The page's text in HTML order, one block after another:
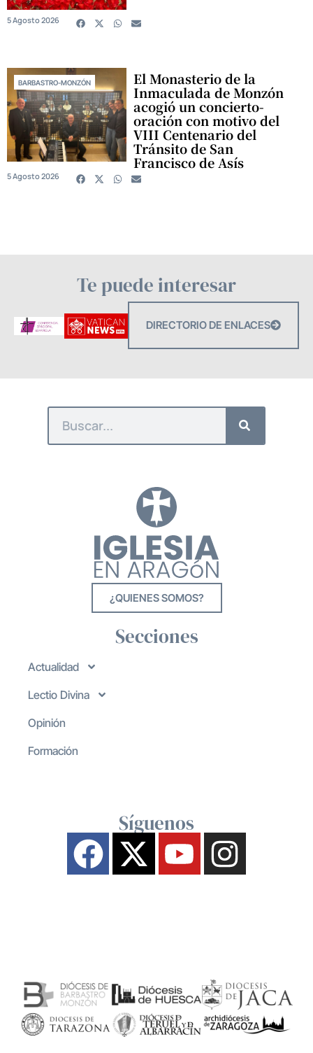
5 Agosto 2026
BARBASTRO-MONZÓN El Monasterio de la
Inmaculada de Monzón
acogió un concierto-
oración con motivo del
VIII Centenario del
Tránsito de San
Francisco de Asís
5 Agosto 2026
Te puede interesar
DIRECTORIO DE ENLACES
¿QUIENES SOMOS?
Secciones
Actualidad
Lectio Divina
Opinión
Formación
Síguenos